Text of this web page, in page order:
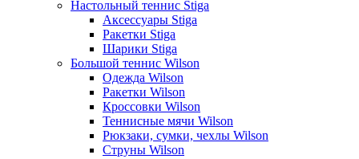
Настольный теннис Stiga
Аксессуары Stiga
Ракетки Stiga
Шарики Stiga
Большой теннис Wilson
Одежда Wilson
Ракетки Wilson
Кроссовки Wilson
Теннисные мячи Wilson
Рюкзаки, сумки, чехлы Wilson
Струны Wilson